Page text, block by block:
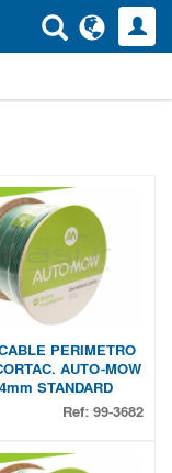
PERIMETRO
AUTO-MOW
STANDARD
Ref: 99-3682